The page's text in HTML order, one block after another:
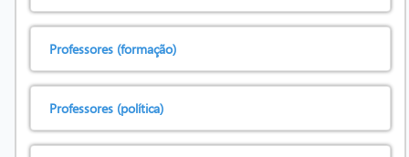
Professores (formação)
Professores (política)